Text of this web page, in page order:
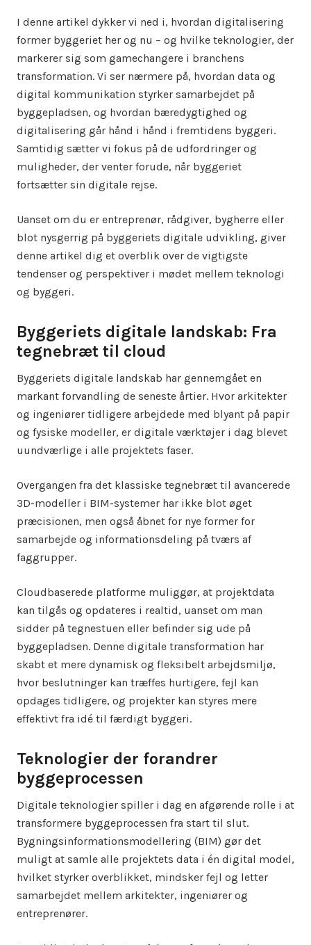
I denne artikel dykker vi ned i, hvordan digitalisering
former byggeriet her og nu – og hvilke teknologier, der
markerer sig som gamechangere i branchens
transformation. Vi ser nærmere på, hvordan data og
digital kommunikation styrker samarbejdet på
byggepladsen, og hvordan bæredygtighed og
digitalisering går hånd i hånd i fremtidens byggeri.
Samtidig sætter vi fokus på de udfordringer og
muligheder, der venter forude, når byggeriet
fortsætter sin digitale rejse.
Uanset om du er entreprenør, rådgiver, bygherre eller
blot nysgerrig på byggeriets digitale udvikling, giver
denne artikel dig et overblik over de vigtigste
tendenser og perspektiver i mødet mellem teknologi
og byggeri.
Byggeriets digitale landskab: Fra
tegnebræt til cloud
Byggeriets digitale landskab har gennemgået en
markant forvandling de seneste årtier. Hvor arkitekter
og ingeniører tidligere arbejdede med blyant på papir
og fysiske modeller, er digitale værktøjer i dag blevet
uundværlige i alle projektets faser.
Overgangen fra det klassiske tegnebræt til avancerede
3D-modeller i BIM-systemer har ikke blot øget
præcisionen, men også åbnet for nye former for
samarbejde og informationsdeling på tværs af
faggrupper.
Cloudbaserede platforme muliggør, at projektdata
kan tilgås og opdateres i realtid, uanset om man
sidder på tegnestuen eller befinder sig ude på
byggepladsen. Denne digitale transformation har
skabt et mere dynamisk og fleksibelt arbejdsmiljø,
hvor beslutninger kan træffes hurtigere, fejl kan
opdages tidligere, og projekter kan styres mere
effektivt fra idé til færdigt byggeri.
Teknologier der forandrer
byggeprocessen
Digitale teknologier spiller i dag en afgørende rolle i at
transformere byggeprocessen fra start til slut.
Bygningsinformationsmodellering (BIM) gør det
muligt at samle alle projektets data i én digital model,
hvilket styrker overblikket, mindsker fejl og letter
samarbejdet mellem arkitekter, ingeniører og
entreprenører.